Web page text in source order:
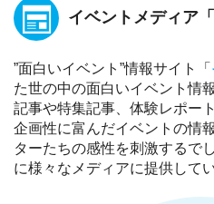
イベントメディア
”面白いイベント”情報サイト「
た世の中の面白いイベント情
記事や特集記事、体験レポー
企画性に富んだイベントの情
ターたちの感性を刺激するで
に様々なメディアに提供してい